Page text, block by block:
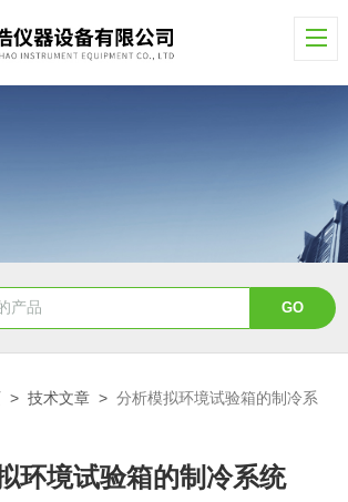
>技术文章 >分析模拟环境试验箱的制冷系
环境试验箱的制冷系统